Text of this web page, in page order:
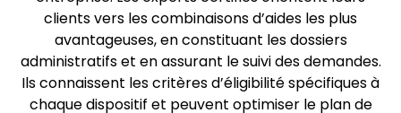
clients vers les combinaisons d’aides les plus
avantageuses, en constituant les dossiers
administratifs et en assurant le suivi des demandes.
Ils connaissent les critères d’éligibilité spécifiques à
chaque dispositif et peuvent optimiser le plan de